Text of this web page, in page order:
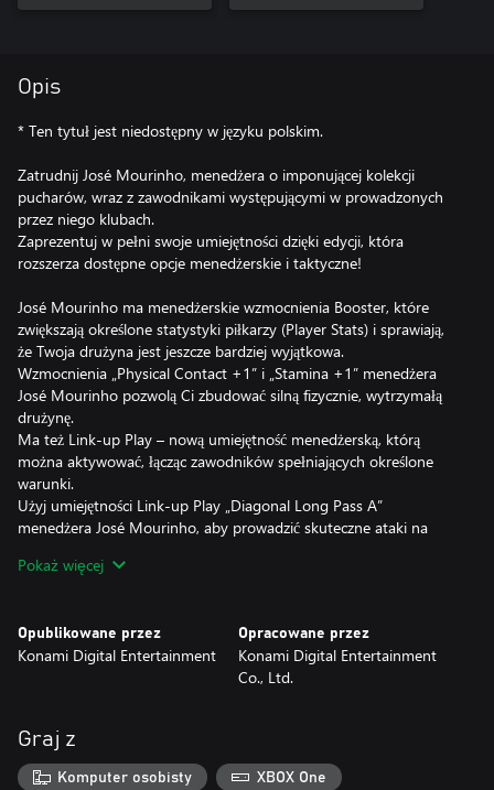
Opis
* Ten tytuł jest niedostępny w języku polskim.
Zatrudnij José Mourinho, menedżera o imponującej kolekcji
pucharów, wraz z zawodnikami występującymi w prowadzonych
przez niego klubach.
Zaprezentuj w pełni swoje umiejętności dzięki edycji, która
rozszerza dostępne opcje menedżerskie i taktyczne!
José Mourinho ma menedżerskie wzmocnienia Booster, które
zwiększają określone statystyki piłkarzy (Player Stats) i sprawiają,
że Twoja drużyna jest jeszcze bardziej wyjątkowa.
Wzmocnienia „Physical Contact +1” i „Stamina +1” menedżera
José Mourinho pozwolą Ci zbudować silną fizycznie, wytrzymałą
drużynę.
Ma też Link-up Play – nową umiejętność menedżerską, którą
można aktywować, łącząc zawodników spełniających określone
warunki.
Użyj umiejętności Link-up Play „Diagonal Long Pass A”
menedżera José Mourinho, aby prowadzić skuteczne ataki na
Znanych piłkarzy, ich prawdziwych imion i nazwisk oraz
wizerunków
Przeciwników z całego świata, którzy cały czas są gotowi zmierzyć
znajomymi
Możliwości rozwijania graczy dokładnie tak, jak sobie życzysz
Pokaż więcej
Opublikowane przez
Konami Digital Entertainment
Opracowane przez
Konami Digital Entertainment
Co., Ltd.
Graj z
Komputer osobisty XBOX One